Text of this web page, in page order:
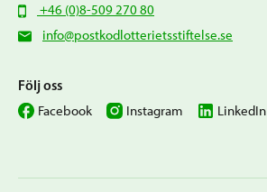
+46 (0)8-509 270 80
info@postkodlotterietsstiftelse.se
Följ oss
Facebook Instagram LinkedIn